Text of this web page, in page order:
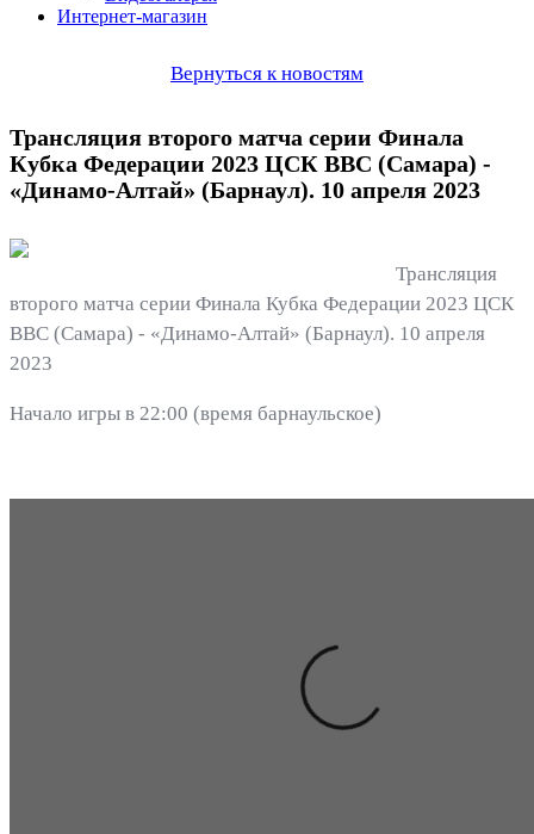
Интернет-магазин
Вернуться к новостям
Трансляция второго матча серии Финала
Кубка Федерации 2023 ЦСК ВВС (Самара) -
«Динамо-Алтай» (Барнаул). 10 апреля 2023
Трансляция
второго матча серии Финала Кубка Федерации 2023 ЦСК
ВВС (Самара) - «Динамо-Алтай» (Барнаул). 10 апреля
2023
Начало игры в 22:00 (время барнаульское)